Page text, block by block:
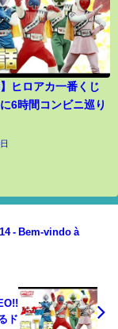
】ヒロアカ一番くじ
6時間コンビニ巡り
- Bem-vindo à
ド